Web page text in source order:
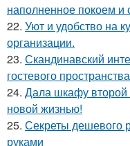
наполненное покоем
22. Уют и удобство на
организации.
23. Скандинавский
гостевого
24. Дала шкафу второй
новой жизнью!
25. Секреты дешевого
руками